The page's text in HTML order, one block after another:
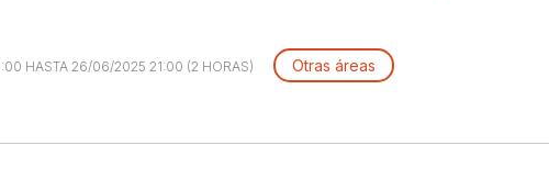
HASTA 26/06/2025 21:00 (2 HORAS) Otras áreas